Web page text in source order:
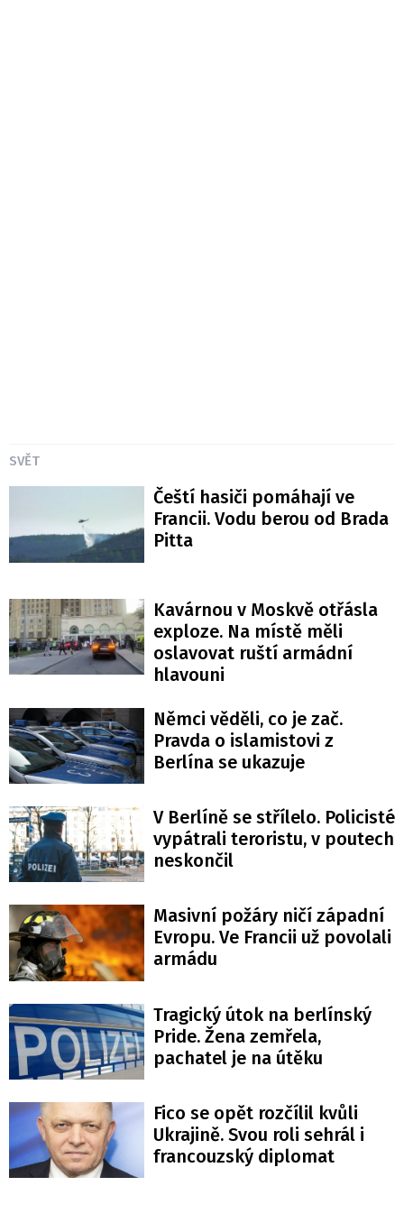
SVĚT
Čeští hasiči pomáhají ve
Francii. Vodu berou od Brada
Pitta
Kavárnou v Moskvě otřásla
exploze. Na místě měli
oslavovat ruští armádní
hlavouni
Němci věděli, co je zač.
Pravda o islamistovi z
Berlína se ukazuje
V Berlíně se střílelo. Policisté
vypátrali teroristu, v poutech
neskončil
Masivní požáry ničí západní
Evropu. Ve Francii už povolali
armádu
Tragický útok na berlínský
Pride. Žena zemřela,
pachatel je na útěku
Fico se opět rozčílil kvůli
Ukrajině. Svou roli sehrál i
francouzský diplomat